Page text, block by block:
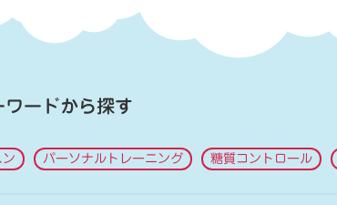
ードから探す
ン パーソナルトレーニング 糖質コントロール